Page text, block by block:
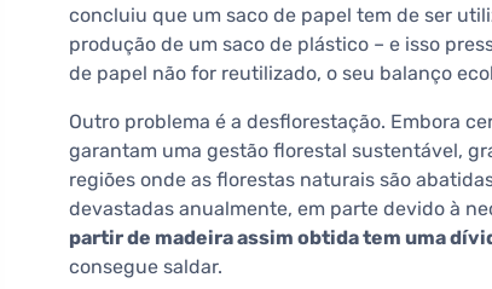
concluiu que um saco de papel tem de ser
produção de um saco de plástico – e isso
de papel não for reutilizado, o seu balanço
Outro problema é a desflorestação. Embora
garantam uma gestão florestal sustentável,
regiões onde as florestas naturais são
devastadas anualmente, em parte devido à
partir de madeira assim obtida tem uma
consegue saldar.